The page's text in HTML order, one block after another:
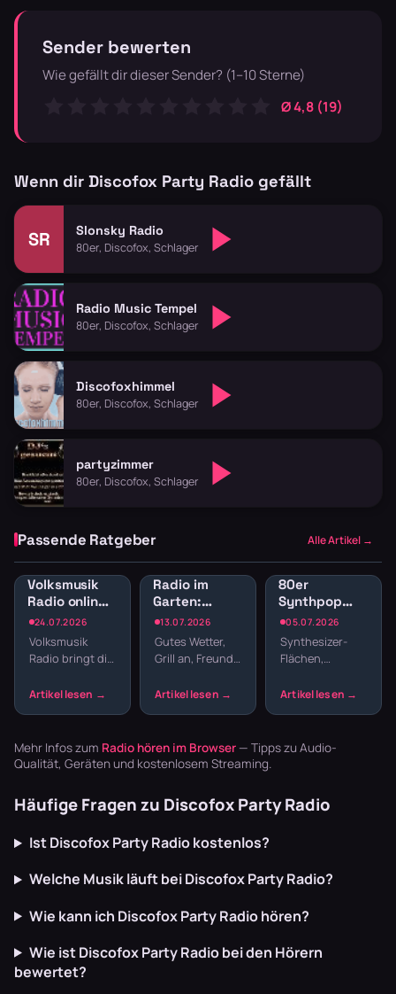
Sender bewerten
Wie gefällt dir dieser Sender? (1–10 Sterne)
Ø 4,8 (19)
Wenn dir Discofox Party Radio gefällt
SR Slonsky Radio
80er, Discofox, Schlager
Radio Music Tempel
80er, Discofox, Schlager
Discofoxhimmel
80er, Discofox, Schlager
partyzimmer
80er, Discofox, Schlager
Passende Ratgeber Alle Artikel →
24.07.2026
Volksmusik
Radio online:
Traditionelle
Klänge und
Blasmusik
Volksmusik
Radio bringt dir
ins
Akkordeon,
Blaskapellen.
13.07.2026
Radio im
Garten:
Sender für
Gartenparty
und
Grillabend
Gutes Wetter,
Grill an, Freunde
noch die
Sender im
Garten läu…
05.07.2026
80er
Synthpop
Radio: New
Wave und
elektronische
Synthesizer-
Flächen,
Melodien und
Beats –
Mehr Infos zum Radio hören im Browser — Tipps zu Audio-
Qualität, Geräten und kostenlosem Streaming.
Häufige Fragen zu Discofox Party Radio
Ist Discofox Party Radio kostenlos?
Welche Musik läuft bei Discofox Party Radio?
Wie kann ich Discofox Party Radio hören?
Wie ist Discofox Party Radio bei den Hörern
bewertet?